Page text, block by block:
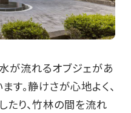
が流れるオブジェがあ
す。静けさが心地よく、
たり、竹林の間を流れ